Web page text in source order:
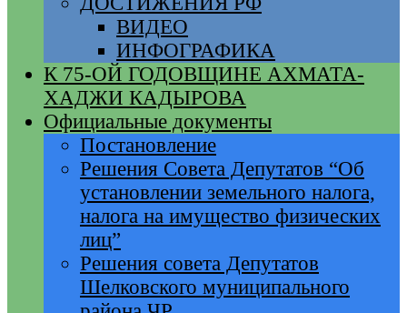
ВИДЕО
ИНФОГРАФИКА
К 75-ОЙ ГОДОВЩИНЕ АХМАТА-
ХАДЖИ КАДЫРОВА
Официальные документы
Постановление
Решения Совета Депутатов “Об
установлении земельного налога,
налога на имущество физических
лиц”
Решения совета Депутатов
Шелковского муниципального